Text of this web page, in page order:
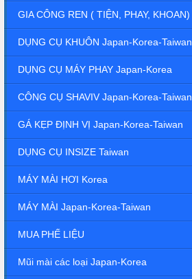
GIA CÔNG REN ( TIỆN, PHAY, KHOAN)
DỤNG CỤ KHUÔN Japan-Korea-Taiwan
DỤNG CỤ MÁY PHAY Japan-Korea
CÔNG CỤ SHAVIV Japan-Korea-Taiwan
GÁ KẸP ĐỊNH VỊ Japan-Korea-Taiwan
DỤNG CỤ INSIZE Taiwan
MÁY MÀI HƠI Korea
MÁY MÀI Japan-Korea-Taiwan
MUA PHẾ LIỆU
Mũi mài các loại Japan-Korea